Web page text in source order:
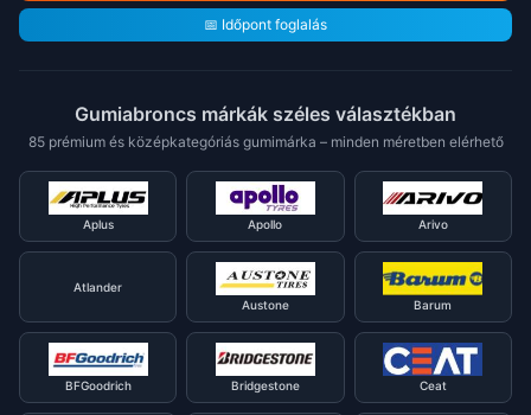
📅 Időpont foglalás
Gumiabroncs márkák széles választékban
85 prémium és középkategóriás gumimárka – minden méretben elérhető
Aplus Apollo Arivo
Atlander
Austone
Barum
BFGoodrich Bridgestone Ceat